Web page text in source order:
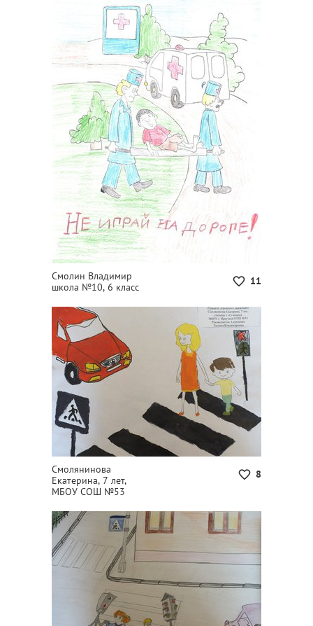
11
Смолин Владимир
школа №10, 6 класс
8
Смолянинова
Екатерина, 7 лет,
МБОУ СОШ №53